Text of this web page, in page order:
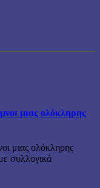
μιας ολόκληρης
μιας ολόκληρης
συλλογικά